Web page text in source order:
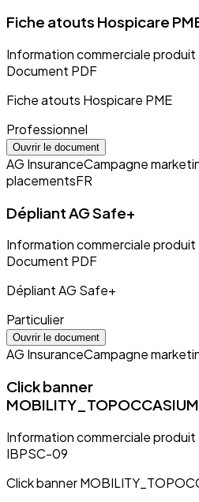
Fiche atouts Hospicare
Information commerciale
Document PDF
Fiche atouts Hospicare PME
Professionnel
Ouvrir le document
AG InsuranceCampagne
placementsFR
Dépliant AG Safe+
Information commerciale
Document PDF
Dépliant AG Safe+
Particulier
Ouvrir le document
AG InsuranceCampagne
Click banner
Information commerciale
IBPSC-09
Click banner